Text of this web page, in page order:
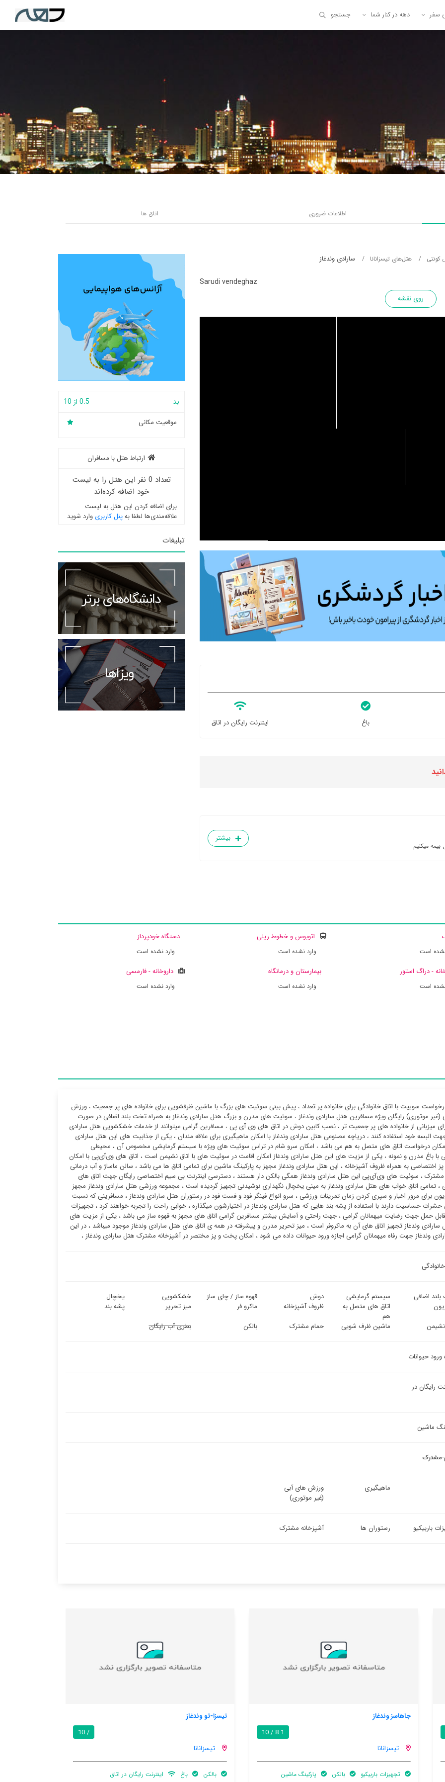
سفر دهه در کنار شما جستجو
اطلاعات ضروری اتاق ها
هتل‌های تیسزانانا سارادی وندغاز
Sarudi vendeghaz
روی نقشه
باغ اینترنت رایگان در اتاق
میکنیم
بیشتر
بد 0.5 از 10
موقعیت مکانی
ارتباط هتل با مسافران
تعداد 0 نفر این هتل را به لیست
خود اضافه کرده‌اند
برای اضافه کردن این هتل به لیست
علاقه‌مندی‌ها لطفا بهپنل کاربری وارد شوید
تبلیغات
است
اتوبوس و خطوط ریلی
وارد نشده است
دستگاه خودپرداز
وارد نشده است
- دراگ استور
است
بیمارستان و درمانگاه
وارد نشده است
داروخانه - فارمسی
وارد نشده است
سوییت با اتاق خانوادگی برای خانواده پر تعداد ، پیش بینی سوئیت های بزرگ با ماشین ظرفشویی برای خانواده های پر جمعیت ، ورزش
(غیر موتوری) رایگان ویژه مسافرین هتل سارادی وندغاز ، سوئیت های مدرن و بزرگ هتل سارادی وندغاز به همراه تخت بلند اضافی در صورت
میزبانی از خانواده های پر جمعیت تر ، نصب کابین دوش در اتاق های وی آی پی ، مسافرین گرامی میتوانند از خدمات خشکشویی هتل سارادی
البسه خود استفاده کنند ، دریاچه مصنوعی هتل سارادی وندغاز با امکان ماهیگیری برای علاقه مندان ، یکی از جذابیت های این هتل سارادی
امکان درخواست اتاق های متصل به هم می باشد ، امکان سرو شام در تراس سوئیت ‌های ویژه با سیستم گرمایشی مخصوص آن ، محیطی
باغ مدرن و نمونه ، یکی از مزیت های این هتل سارادی وندغاز امکان اقامت در سوئیت ‌های با اتاق نشیمن است ، اتاق های وی‌آی‌پی با امکان
اختصاصی به همراه ظروف آشپزخانه ، این هتل سارادی وندغاز مجهز به پارکینگ ماشین برای تمامی اتاق ها می باشد ، سالن ماساژ و آب درمانی
مشترک ، سوئیت ‌های وی‌آی‌پی این هتل سارادی وندغاز همگی بالکن دار هستند ، دسترسی اینترنت بی سیم اختصاصی رایگان جهت اتاق های
، تمامی اتاق خواب های هتل سارادی وندغاز به مینی یخچال نگهداری نوشیدنی تجهیز گردیده است ، مجموعه ورزشی هتل سارادی وندغاز مجهز
برای مرور اخبار و سپری کردن زمان تمرینات ورزشی ، سرو انواع فینگر فود و فست فود در رستوران هتل سارادی وندغاز ، مسافرینی که نسبت
حساسیت دارند با استفاده از پشه بند هایی که هتل سارادی وندغاز در اختیارشون میگذاره ، خوابی راحت را تجربه خواهند کرد ، تجهیزات
قابل حمل جهت رضایت میهمانان گرامی ، جهت راحتی و آسایش بیشتر مسافرین گرامی اتاق های مجهز به قهوه ساز می باشد ، یکی از مزیت های
سارادی وندغاز تجهیز اتاق های آن به ماکروفر است ، میز تحریر مدرن و پیشرفته در همه ی اتاق های هتل سارادی وندغاز موجود میباشد ، در این
وندغاز جهت رفاه میهمانان گرامی اجازه ورود حیوانات داده می شود ، امکان پخت و پز مختصر در آشپزخانه مشترک هتل سارادی وندغاز ،
اضافی سیستم گرمایشی دوش قهوه ساز / چای ساز خشکشویی
یخچال
اتاق های متصل به
هم
ظروف آشپزخانه ماکرو فر میز تحریر
پشه بند
نشیمن
ماشین ظرف شویی حمام مشترک بالکن بطری آب رایگان
ورود حیوانات
رایگان در
ماشین
مشترک
ماهیگیری
ورزش های آبی
(غیر موتوری)
باربیکیو رستوران ها آشپزخانه مشترک
ماشین بالکن باغ اینترنت رایگان در اتاق بالکن اینترنت رایگان در اتاق